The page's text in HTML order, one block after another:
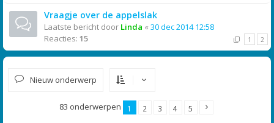
Vraagje over de appelslak
Laatste bericht door Linda « 30 dec 2014 12:58
Reacties: 15 1 2
Nieuw onderwerp
83 onderwerpen 1 2 3 4 5